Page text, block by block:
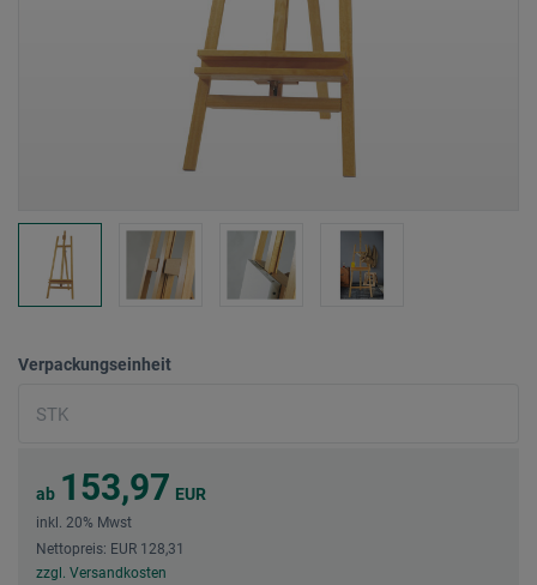
Verpackungseinheit
ab 153,97 EUR
inkl. 20% Mwst
Nettopreis: EUR 128,31
zzgl. Versandkosten